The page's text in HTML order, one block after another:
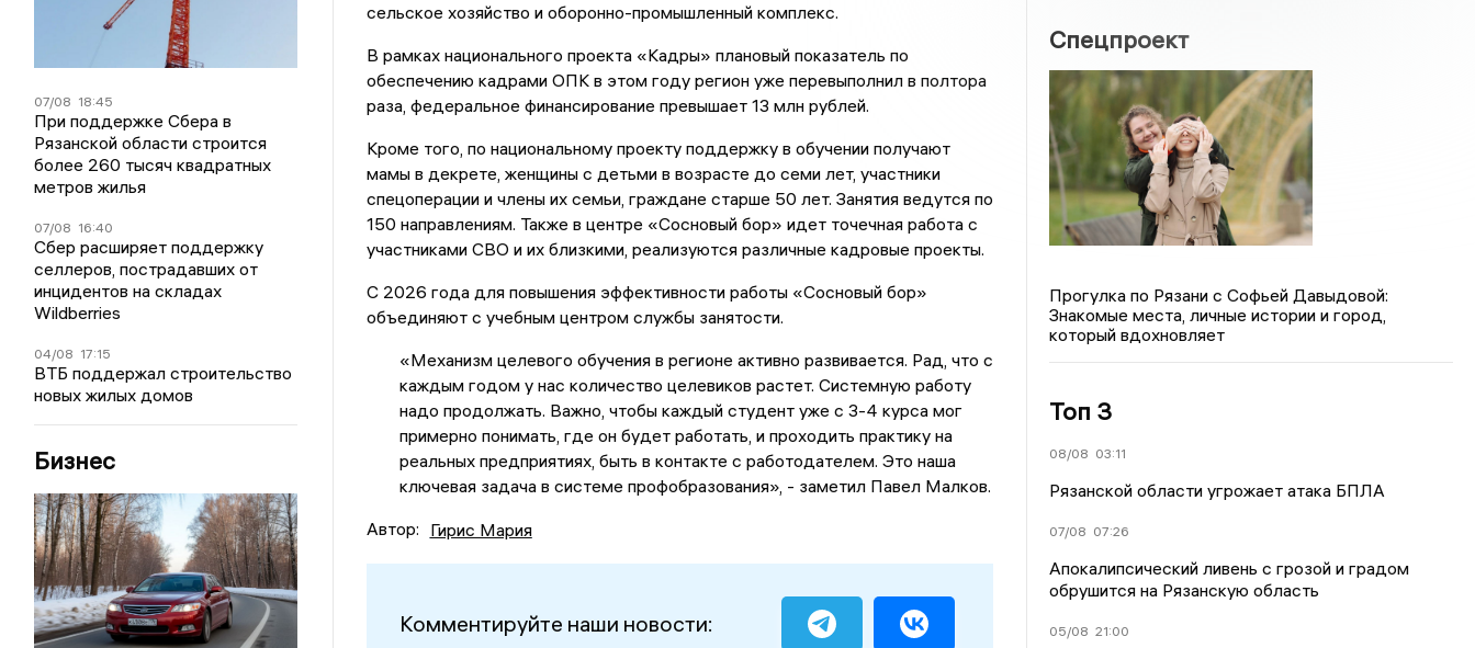
07/08 18:45
При поддержке Сбера в
Рязанской области строится
более 260 тысяч квадратных
метров жилья
07/08 16:40
Сбер расширяет поддержку
селлеров, пострадавших от
инцидентов на складах
Wildberries
04/08 17:15
ВТБ поддержал строительство
новых жилых домов
Бизнес
сельское хозяйство и оборонно-промышленный комплекс.
В рамках национального проекта «Кадры» плановый показатель по
обеспечению кадрами ОПК в этом году регион уже перевыполнил в полтора
раза, федеральное финансирование превышает 13 млн рублей.
Кроме того, по национальному проекту поддержку в обучении получают
мамы в декрете, женщины с детьми в возрасте до семи лет, участники
спецоперации и члены их семьи, граждане старше 50 лет. Занятия ведутся по
150 направлениям. Также в центре «Сосновый бор» идет точечная работа с
участниками СВО и их близкими, реализуются различные кадровые проекты.
С 2026 года для повышения эффективности работы «Сосновый бор»
объединяют с учебным центром службы занятости.
«Механизм целевого обучения в регионе активно развивается. Рад, что с
каждым годом у нас количество целевиков растет. Системную работу
надо продолжать. Важно, чтобы каждый студент уже с 3-4 курса мог
примерно понимать, где он будет работать, и проходить практику на
реальных предприятиях, быть в контакте с работодателем. Это наша
ключевая задача в системе профобразования», - заметил Павел Малков.
Автор: Гирис Мария
Комментируйте наши новости:
Спецпроект
Прогулка по Рязани с Софьей Давыдовой:
Знакомые места, личные истории и город,
который вдохновляет
Топ 3
08/08 03:11
Рязанской области угрожает атака БПЛА
07/08 07:26
Апокалипсический ливень с грозой и градом
обрушится на Рязанскую область
05/08 21:00